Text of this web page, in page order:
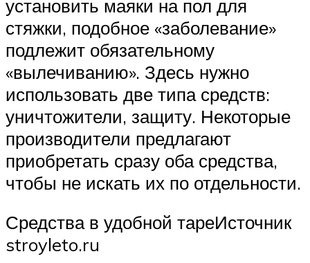
установить маяки на пол для
стяжки, подобное «заболевание»
подлежит обязательному
«вылечиванию». Здесь нужно
использовать две типа средств:
уничтожители, защиту. Некоторые
производители предлагают
приобретать сразу оба средства,
чтобы не искать их по отдельности.
Средства в удобной тареИсточник
stroyleto.ru